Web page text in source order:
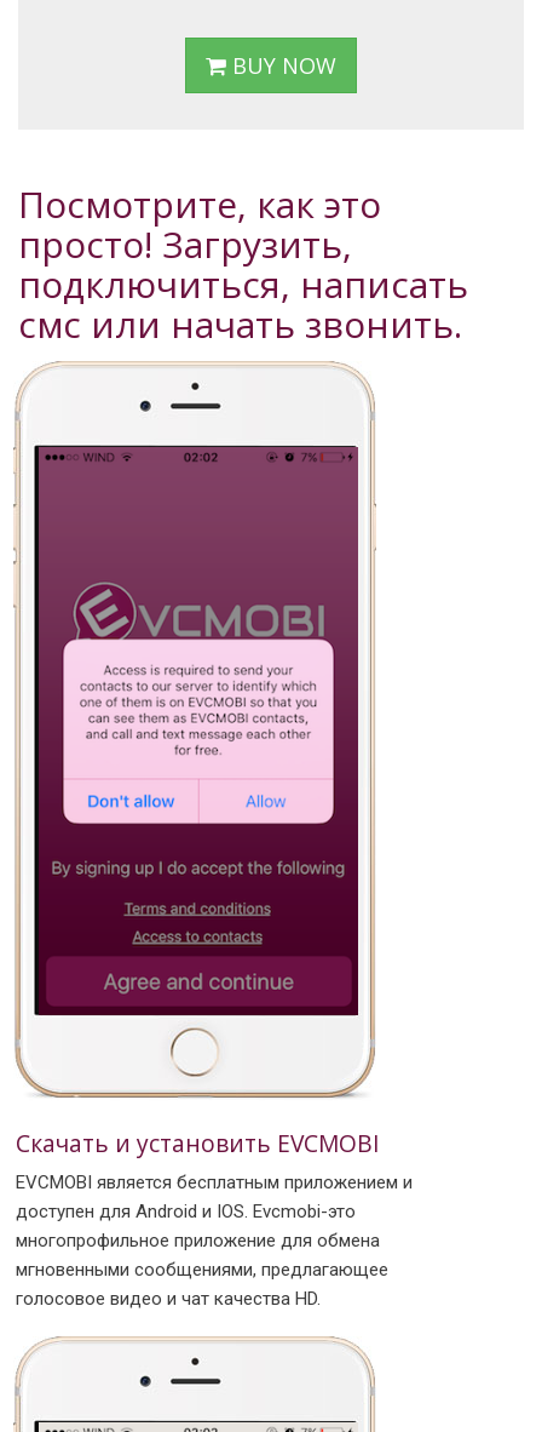
BUY NOW
Посмотрите, как это
просто! Загрузить,
подключиться, написать
смс или начать звонить.
Скачать и установить EVCMOBI
EVCMOBI является бесплатным приложением и
доступен для Android и IOS. Evcmobi-это
многопрофильное приложение для обмена
мгновенными сообщениями, предлагающее
голосовое видео и чат качества HD.